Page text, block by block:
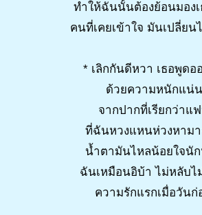
ทำให้ฉันนั้นต้องย้อนมองเ
คนที่เคยเข้าใจ มันเปลี่ยน
* เลิกกันดีหวา เธอพูดอ
ด้วยความหนักแน่น
จากปากที่เรียกว่าแ
ที่ฉันหวงแหนห่วงหาม
น้ำตามันไหลน้อยใจนั
ฉันเหมือนอิบ้า ไม่หลับไ
ความรักแรกเมื่อวันก่